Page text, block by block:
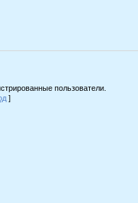
пользователи.
]